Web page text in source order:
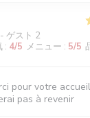
ゲスト 2
: 4/5 メニュー : 5/5
pour votre
pas à revenir